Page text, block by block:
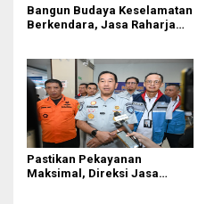
Bangun Budaya Keselamatan
Berkendara, Jasa Raharja
Pastikan Pekayanan
Maksimal, Direksi Jasa